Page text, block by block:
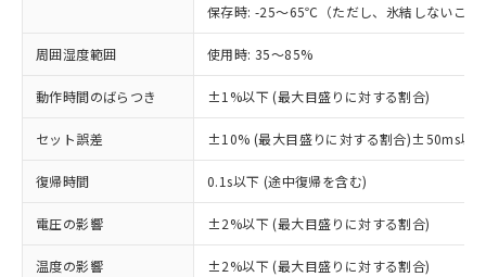
保存時: -25～65℃（ただし、氷結しないこと
周囲湿度範囲 使用時: 35～85%
動作時間のばらつき ±1%以下 (最大目盛りに対する割合)
セット誤差 ±10% (最大目盛りに対する割合)±50ms以下
復帰時間 0.1s以下 (途中復帰を含む)
電圧の影響 ±2%以下 (最大目盛りに対する割合)
温度の影響 ±2%以下 (最大目盛りに対する割合)
※1 対応状況
対応済み：EU RoHS指令（10物質）の
非含有に対応した製品が提供可能な商品で
す。